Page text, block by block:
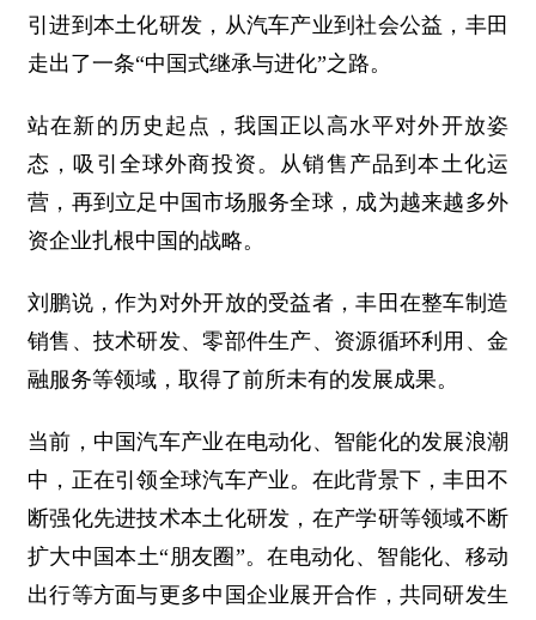
引进到本土化研发，从汽车产业到社会公益，丰田
走出了一条“中国式继承与进化”之路。
站在新的历史起点，我国正以高水平对外开放姿
态，吸引全球外商投资。从销售产品到本土化运
营，再到立足中国市场服务全球，成为越来越多外
资企业扎根中国的战略。
刘鹏说，作为对外开放的受益者，丰田在整车制造
销售、技术研发、零部件生产、资源循环利用、金
融服务等领域，取得了前所未有的发展成果。
当前，中国汽车产业在电动化、智能化的发展浪潮
中，正在引领全球汽车产业。在此背景下，丰田不
断强化先进技术本土化研发，在产学研等领域不断
扩大中国本土“朋友圈”。在电动化、智能化、移动
出行等方面与更多中国企业展开合作，共同研发生